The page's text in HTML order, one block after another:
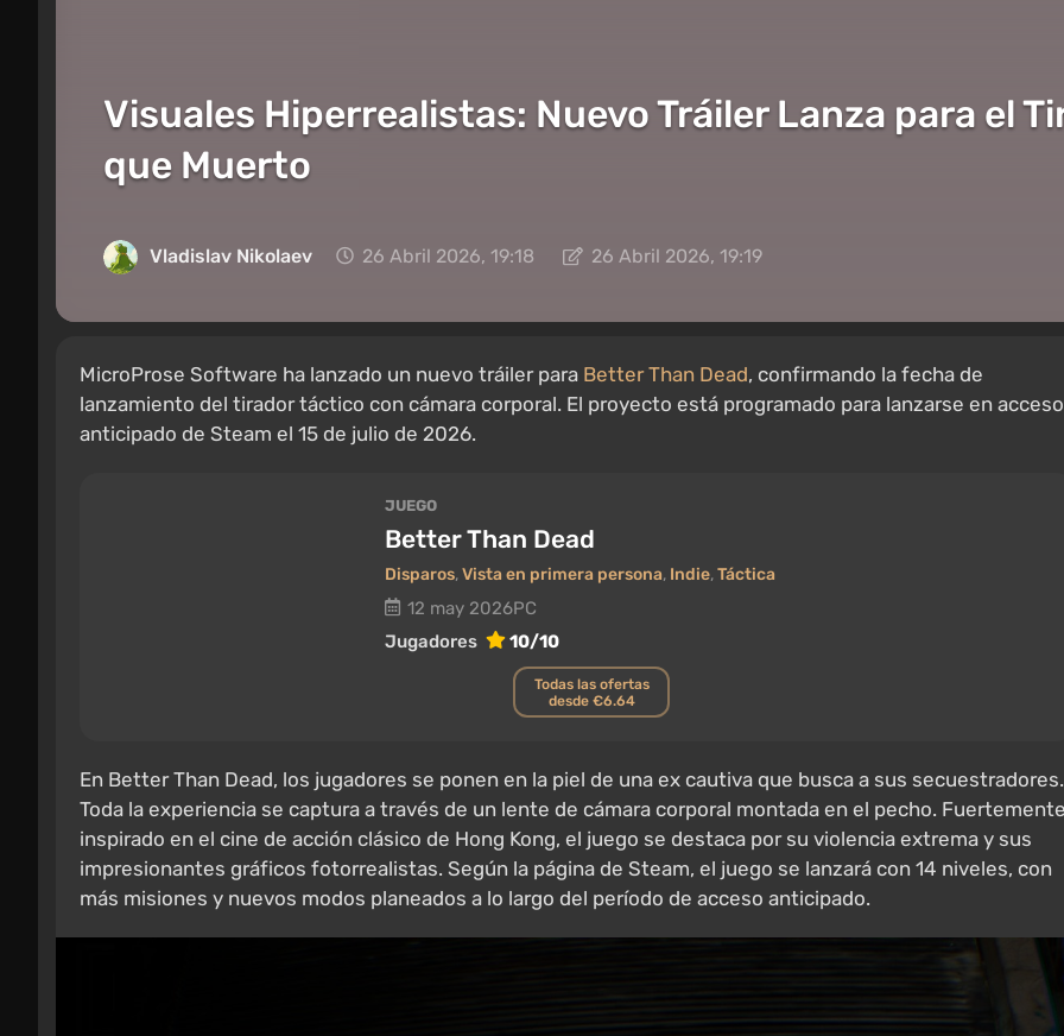
Visuales Hiperrealistas: Nuevo Tráiler Lanza para el
que Muerto
Vladislav Nikolaev 26 Abril 2026, 19:18 26 Abril 2026, 19:19
MicroProse Software ha lanzado un nuevo tráiler para Better Than Dead, confirmando la fecha de
lanzamiento del tirador táctico con cámara corporal. El proyecto está programado para lanzarse en acceso
anticipado de Steam el 15 de julio de 2026.
JUEGO
Better Than Dead
Disparos,Vista en primera persona, Indie,Táctica
12 may 2026PC
Jugadores
10/10
Todas las ofertas
desde €6.64
En Better Than Dead, los jugadores se ponen en la piel de una ex cautiva que busca a sus secuestradores.
Toda la experiencia se captura a través de un lente de cámara corporal montada en el pecho.
inspirado en el cine de acción clásico de Hong Kong, el juego se destaca por su violencia extrema y sus
impresionantes gráficos fotorrealistas. Según la página de Steam, el juego se lanzará con 14 niveles, con
más misiones y nuevos modos planeados a lo largo del período de acceso anticipado.